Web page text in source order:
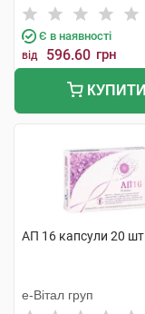
Є в наявності
від 596.60 грн
КУПИТИ
АП 16 капсули 20 шт
е-Вітал груп